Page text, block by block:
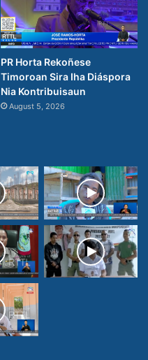
PR Horta Rekoñese
Timoroan Sira Iha Diáspora
Nia Kontribuisaun
August 5, 2026